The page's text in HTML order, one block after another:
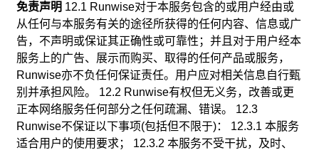
免责声明 12.1 Runwise对于本服务包含的或用户经由或
从任何与本服务有关的途径所获得的任何内容、信息或广
告，不声明或保证其正确性或可靠性；并且对于用户经本
服务上的广告、展示而购买、取得的任何产品或服务，
Runwise亦不负任何保证责任。用户应对相关信息自行甄
别并承担风险。 12.2 Runwise有权但无义务，改善或更
正本网络服务任何部分之任何疏漏、错误。 12.3
Runwise不保证以下事项(包括但不限于)： 12.3.1 本服务
适合用户的使用要求； 12.3.2 本服务不受干扰，及时、